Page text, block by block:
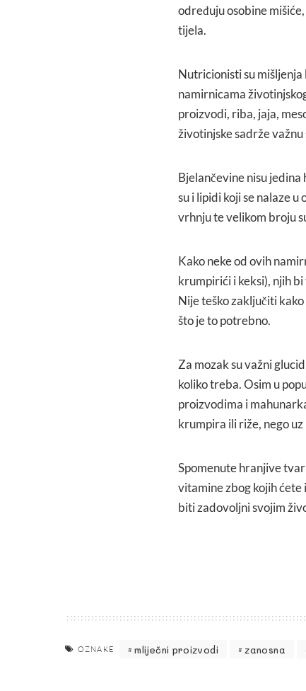
određuju osobine
tijela.
Nutricionisti su
namirnicama
proizvodi, riba, jaja,
životinjske sadrže
Bjelančevine nisu
su i lipidi koji se nalaze
vrhnju te velikom broju
Kako neke od ovih
krumpirići i keksi), njih
Nije teško zaključiti
što je to potrebno.
Za mozak su važni
koliko treba. Osim u
proizvodima i
krumpira ili riže, nego
Spomenute hranjive
vitamine zbog kojih ćete
biti zadovoljni svojim
OZNAKE mliječni proizvodi zanosna